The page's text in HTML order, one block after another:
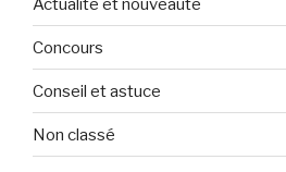
Actualité et nouveauté
Concours
Conseil et astuce
Non classé